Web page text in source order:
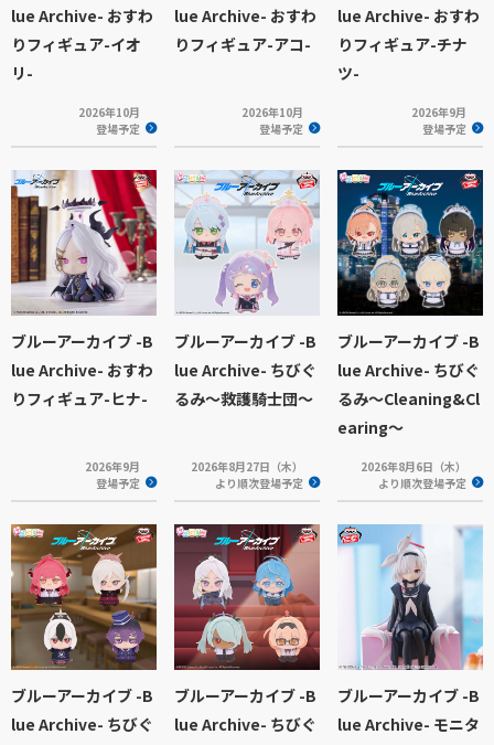
lue Archive- おすわ
りフィギュア-イオ
リ-
2026年10月
登場予定
lue Archive- おすわ
りフィギュア-アコ-
2026年10月
登場予定
lue Archive- おすわ
りフィギュア-チナ
ツ-
2026年9月
登場予定
ブルーアーカイブ -B
lue Archive- おすわ
りフィギュア-ヒナ-
2026年9月
登場予定
ブルーアーカイブ -B
lue Archive- ちびぐ
るみ～救護騎士団～
2026年8月27日（木）
より順次登場予定
ブルーアーカイブ -B
lue Archive- ちびぐ
るみ～Cleaning&Cl
earing～
2026年8月6日（木）
より順次登場予定
ブルーアーカイブ -B
lue Archive- ちびぐ
ブルーアーカイブ -B
lue Archive- ちびぐ
ブルーアーカイブ -B
lue Archive- モニタ